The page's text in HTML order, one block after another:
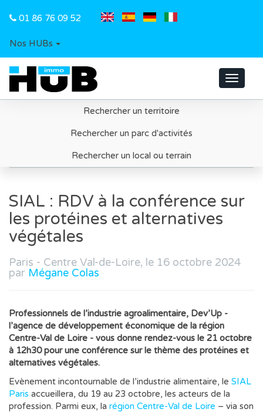
01 86 76 09 52
Nos HUBs
Toggle
Rechercher un territoire
Rechercher un parc d'activités
Rechercher un local ou terrain
alternatives végétales
SIAL : RDV à la conférence sur
les protéines et alternatives
végétales
Paris - Centre Val-de-Loire, le 16 octobre 2024
par Mégane Colas
Professionnels de l’industrie agroalimentaire, Dev’Up -
l’agence de développement économique de la région
Centre-Val de Loire - vous donne rendez-vous le 21 octobre
à 12h30 pour une conférence sur le thème des protéines et
alternatives végétales.
Evènement incontournable de l’industrie alimentaire, le SIAL
Paris accueillera, du 19 au 23 octobre, les acteurs de la
profession. Parmi eux, la région Centre-Val de Loire – via son